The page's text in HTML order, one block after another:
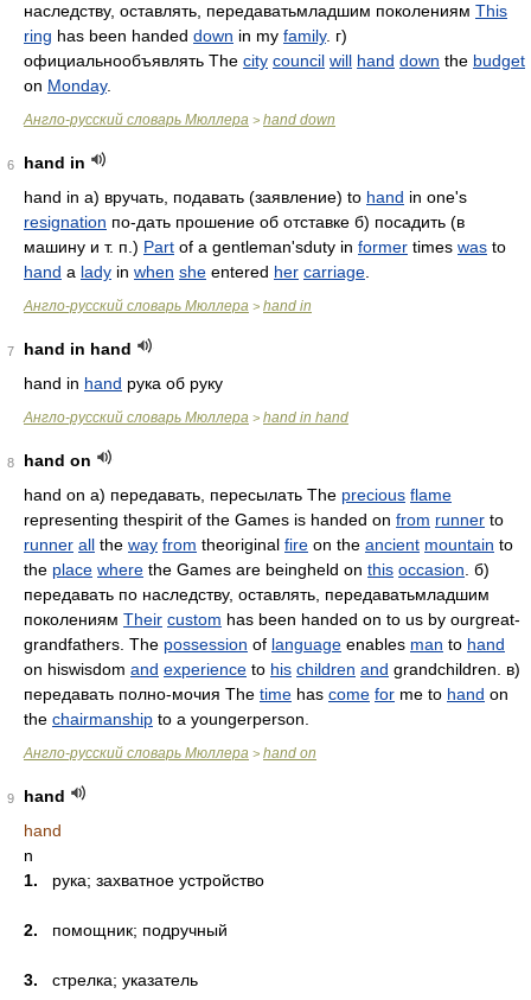
наследству, оставлять, передаватьмладшим поколениям This
ring has been handed down in my family. г)
официальнообъявлять The city council will hand down the budget
on Monday.
Англо-русский словарь Мюллера > hand down
6
hand in
hand in а) вручать, подавать (заявление) to hand in one's
resignation по-дать прошение об отставке б) посадить (в
машину и т. п.) Part of a gentleman'sduty in former times was to
hand a lady in when she entered her carriage
Англо-русский словарь Мюллера > hand in
7
hand in hand
hand in hand рука об руку
Англо-русский словарь Мюллера > hand in hand
8
hand on
hand on а) передавать, пересылать The precious flame
representing thespirit of the Games is handed on from runner to
runner all the way from theoriginal fire on the ancient mountain to
the place where the Games are beingheld on this occasion . б)
передавать по наследству, оставлять, передаватьмладшим
поколениям Their custom has been handed on to us by ourgreat-
grandfathers. The possession of language enables man to hand
on hiswisdom and experience to his children and grandchildren. в)
передавать полно-мочия The time has come for me to hand on
the chairmanship to a youngerperson.
Англо-русский словарь Мюллера > hand on
9
hand
hand
n
1. рука; захватное устройство
2. помощник; подручный
3. стрелка; указатель